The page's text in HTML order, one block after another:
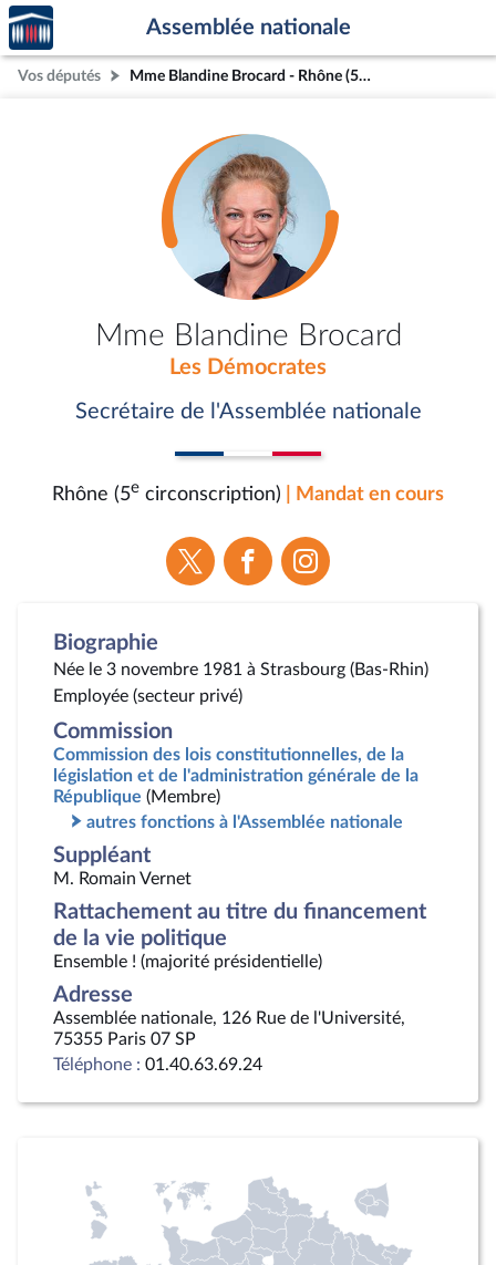
Aller au contenu
Aller en bas de la page
Accèder
à la
page
d'accueil
Assemblée nationale
Vos députés Mme Blandine Brocard - Rhône (5e circonscription)
Mme Blandine Brocard
Les Démocrates
Secrétaire de l'Assemblée nationale
Rhône (5e circonscription) | Mandat en cours
Voir
la
Voir
la
Voir
la
Biographie
Née le 3 novembre 1981 à Strasbourg (Bas-Rhin)
Employée (secteur privé)
Commission
Commission des lois constitutionnelles, de la
législation et de l'administration générale de la
République (Membre)
autres fonctions à l'Assemblée nationale
Suppléant
M. Romain Vernet
Rattachement au titre du financement
de la vie politique
Ensemble ! (majorité présidentielle)
Adresse
Assemblée nationale, 126 Rue de l'Université,
75355 Paris 07 SP
Téléphone : 01.40.63.69.24